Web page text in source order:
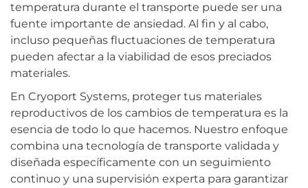
temperatura durante el transporte puede ser una
fuente importante de ansiedad. Al fin y al cabo,
incluso pequeñas fluctuaciones de temperatura
pueden afectar a la viabilidad de esos preciados
materiales.
En Cryoport Systems, proteger tus materiales
reproductivos de los cambios de temperatura es la
esencia de todo lo que hacemos. Nuestro enfoque
combina una tecnología de transporte validada y
diseñada específicamente con un seguimiento
continuo y una supervisión experta para garantizar